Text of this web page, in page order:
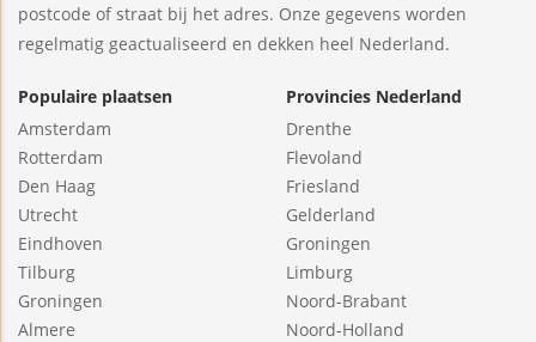
postcode of straat bij het adres. Onze gegevens worden
regelmatig geactualiseerd en dekken heel Nederland.
Populaire plaatsen
Amsterdam
Rotterdam
Den Haag
Utrecht
Eindhoven
Tilburg
Groningen
Almere
Provincies Nederland
Drenthe
Flevoland
Friesland
Gelderland
Groningen
Limburg
Noord-Brabant
Noord-Holland